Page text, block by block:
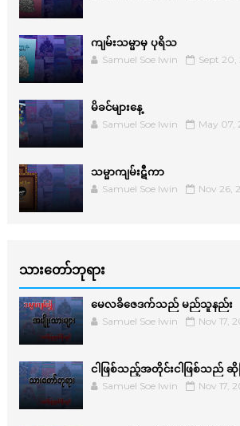
ကျမ်းသမ္မာမှ ပုရိသ
Samuel Soe lwin Sept
မိခင်များနေ့
Samuel Soe lwin May 07,
သမ္မာကျမ်းဋီကာ
Samuel Soe lwin Nov 26,
သားတော်ဘုရား
မေလခိဇေဒက်သည် မည်သူနည်း
Samuel Soe lwin Nov 17,
ငါဖြစ်သည့်အတိုင်းငါဖြစ်သည် ဆို
Samuel Soe lwin Nov 17,